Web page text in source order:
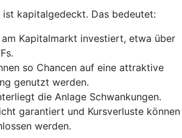
ist kapitalgedeckt. Das bedeutet:
Kapitalmarkt investiert, etwa über
so Chancen auf eine attraktive
genutzt werden.
die Anlage Schwankungen.
garantiert und Kursverluste können
werden.